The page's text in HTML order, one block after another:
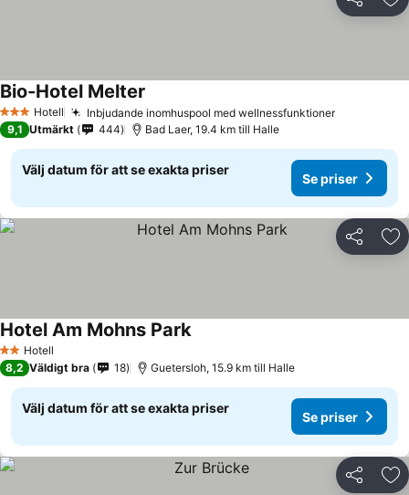
Dela
3 StjärnorHotell Inbjudande inomhuspool med wellnessfunktioner
Bio-Hotel Melter
9,1 Utmärkt 444 Bad Laer, 19.4 km till Halle
Välj datum för att se exakta priser
Se priser
Dela
2 Stjärnor
Hotell
Hotel Am Mohns Park
8,2 Väldigt bra 18 Guetersloh, 15.9 km till Halle
Välj datum för att se exakta priser
Se priser
Dela